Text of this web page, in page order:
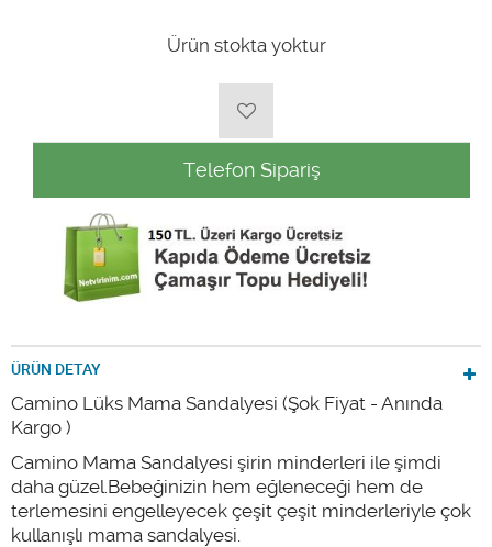
Ürün stokta yoktur
Telefon Sipariş
ÜRÜN DETAY
Camino Lüks Mama Sandalyesi (Şok Fiyat - Anında
Kargo )
Camino Mama Sandalyesi şirin minderleri ile şimdi
daha güzel.Bebeğinizin hem eğleneceği hem de
terlemesini engelleyecek çeşit çeşit minderleriyle çok
kullanışlı mama sandalyesi.